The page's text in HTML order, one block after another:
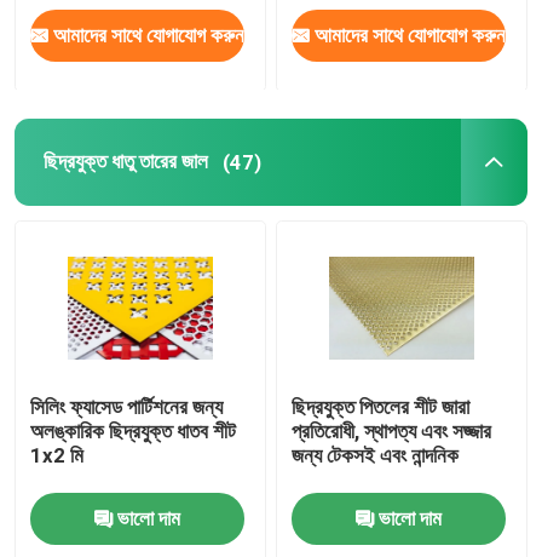
খনির স্ক্রিন জাল
খাদ তার
পাইপলাইন মজবুত জাল
আমাদের সাথে যোগাযোগ করুন আমাদের সাথে যোগাযোগ করুন
ছিদ্রযুক্ত ধাতু তারের জাল (47)
সিলিং ফ্যাসেড পার্টিশনের জন্য
অলঙ্কারিক ছিদ্রযুক্ত ধাতব শীট
1x2 মি
ভালো দাম
ছিদ্রযুক্ত পিতলের শীট জারা
প্রতিরোধী, স্থাপত্য এবং সজ্জার
জন্য টেকসই এবং নান্দনিক
ভালো দাম